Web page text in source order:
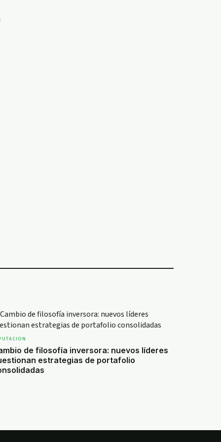
de filosofía inversora: nuevos líderes
estrategias de portafolio